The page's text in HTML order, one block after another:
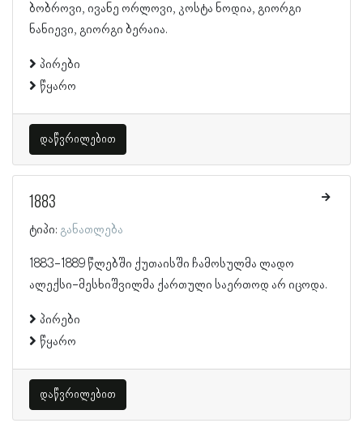
ბობროვი, ივანე ორლოვი, კოსტა ნოდია, გიორგი
ნანიევი, გიორგი ბერაია.
პირები
წყარო
დაწვრილებით
1883
ტიპი: განათლება
1883-1889 წლებში ქუთაისში ჩამოსულმა ლადო
ალექსი-მესხიშვილმა ქართული საერთოდ არ იცოდა.
პირები
წყარო
დაწვრილებით